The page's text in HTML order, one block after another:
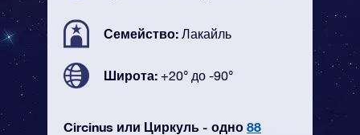
Семейство: Лакайль
Широта: +20° до -90°
Circinus или Циркуль - одно 88